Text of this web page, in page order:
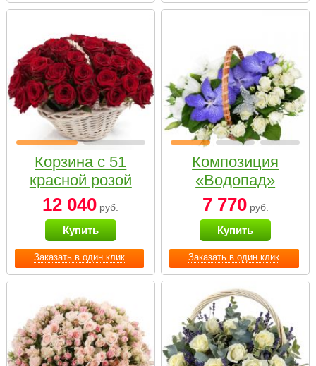
Заказать в один клик
Корзина с 51
красной розой
12 040 руб.
Купить
Заказать в один клик
Композиция
«Водопад»
7 770руб.
Купить